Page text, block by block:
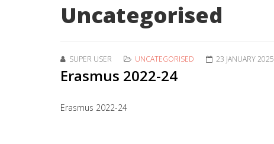
Uncategorised
SUPER USER UNCATEGORISED 23 JANUARY 2025
Erasmus 2022-24
Erasmus 2022-24